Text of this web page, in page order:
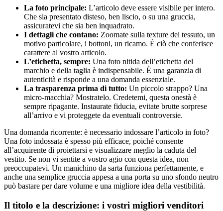
La foto principale: L’articolo deve essere visibile per intero.
Che sia presentato disteso, ben liscio, o su una gruccia,
assicuratevi che sia ben inquadrato.
I dettagli che contano: Zoomate sulla texture del tessuto, un
motivo particolare, i bottoni, un ricamo. È ciò che conferisce
carattere al vostro articolo.
L’etichetta, sempre: Una foto nitida dell’etichetta del
marchio e della taglia è indispensabile. È una garanzia di
autenticità e risponde a una domanda essenziale.
La trasparenza prima di tutto: Un piccolo strappo? Una
micro-macchia? Mostratelo. Credetemi, questa onestà è
sempre ripagante. Instaurate fiducia, evitate brutte sorprese
all’arrivo e vi proteggete da eventuali controversie.
Una domanda ricorrente: è necessario indossare l’articolo in foto?
Una foto indossata è spesso più efficace, poiché consente
all’acquirente di proiettarsi e visualizzare meglio la caduta del
vestito. Se non vi sentite a vostro agio con questa idea, non
preoccupatevi. Un manichino da sarta funziona perfettamente, e
anche una semplice gruccia appesa a una porta su uno sfondo neutro
può bastare per dare volume e una migliore idea della vestibilità.
Il titolo e la descrizione: i vostri migliori venditori